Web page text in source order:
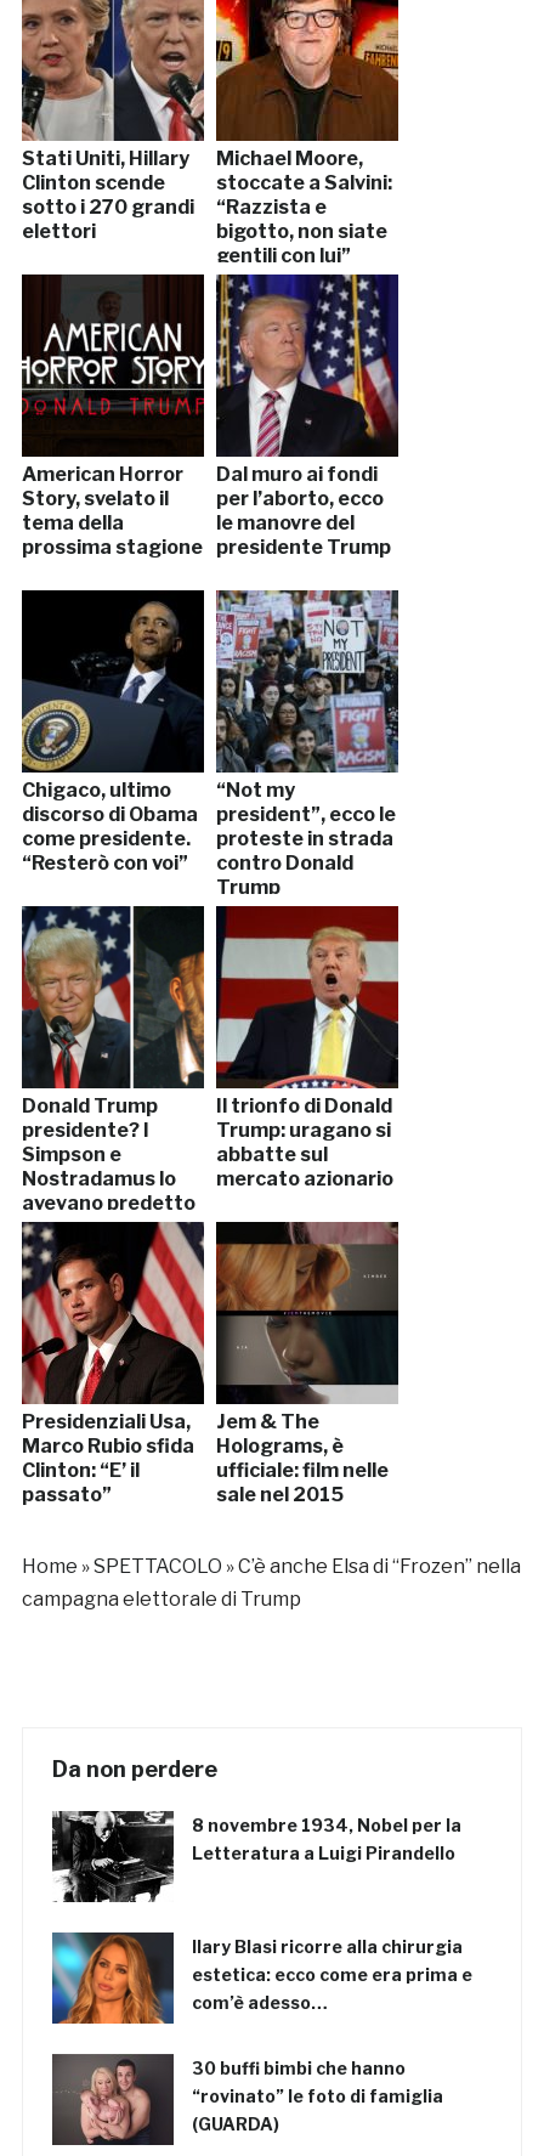
Stati Uniti, Hillary
Clinton scende
sotto i 270 grandi
elettori
Michael Moore,
stoccate a Salvini:
“Razzista e
bigotto, non siate
gentili con lui”
American Horror
Story, svelato il
tema della
prossima stagione
Dal muro ai fondi
per l’aborto, ecco
le manovre del
presidente Trump
Chigaco, ultimo
discorso di Obama
come presidente.
“Resterò con voi”
“Not my
president”, ecco le
proteste in strada
contro Donald
Trump
Donald Trump
presidente? I
Simpson e
Nostradamus lo
avevano predetto
Il trionfo di Donald
Trump: uragano si
abbatte sul
mercato azionario
Presidenziali Usa,
Marco Rubio sfida
Clinton: “E’ il
passato”
Jem & The
Holograms, è
ufficiale: film nelle
sale nel 2015
Home »SPETTACOLO »C’è anche Elsa di “Frozen” nella
campagna elettorale di Trump
Da non perdere
8 novembre 1934, Nobel per la
Letteratura a Luigi Pirandello
Ilary Blasi ricorre alla chirurgia
estetica: ecco come era prima e
com’è adesso…
30 buffi bimbi che hanno
“rovinato” le foto di famiglia
(GUARDA)